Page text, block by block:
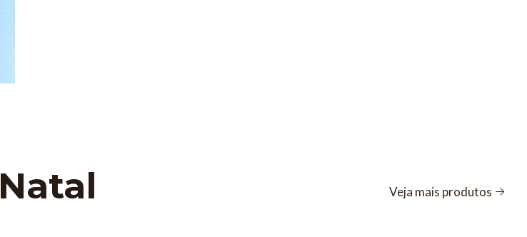
Natal Veja mais produtos